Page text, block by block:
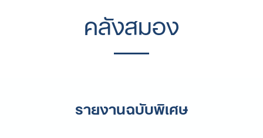
คลังสมอง
รายงานฉบับพิเศษ